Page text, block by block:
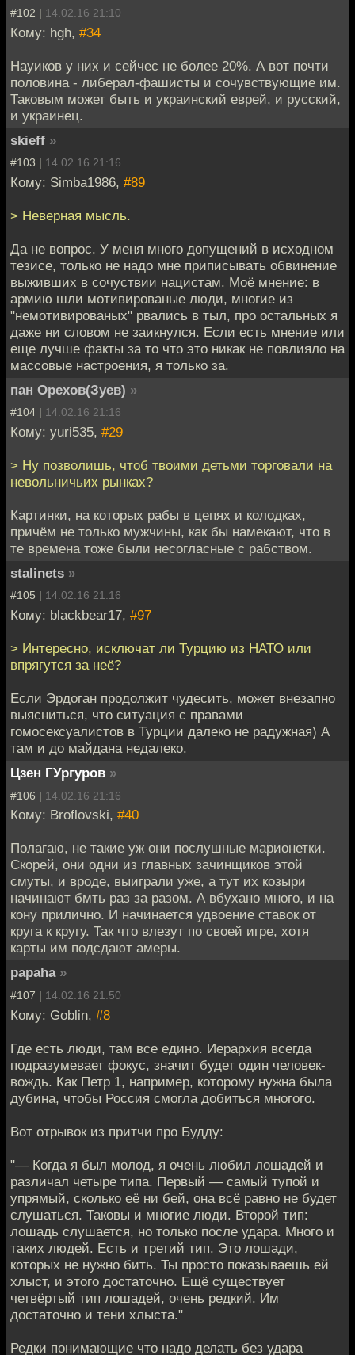
#102 | 14.02.16 21:10
Кому: hgh, #34
Науиков у них и сейчес не более 20%. А вот почти
половина - либерал-фашисты и сочувствующие им.
Таковым может быть и украинский еврей, и русский,
и украинец.
skieff »
#103 | 14.02.16 21:16
Кому: Simba1986, #89
> Неверная мысль.
Да не вопрос. У меня много допущений в исходном
тезисе, только не надо мне приписывать обвинение
выживших в сочуствии нацистам. Моё мнение: в
армию шли мотивированые люди, многие из
"немотивированых" рвались в тыл, про остальных я
даже ни словом не заикнулся. Если есть мнение или
еще лучше факты за то что это никак не повлияло на
массовые настроения, я только за.
пан Орехов(Зуев) »
#104 | 14.02.16 21:16
Кому: yuri535, #29
> Ну позволишь, чтоб твоими детьми торговали на
невольничьих рынках?
Картинки, на которых рабы в цепях и колодках,
причём не только мужчины, как бы намекают, что в
те времена тоже были несогласные с рабством.
stalinets »
#105 | 14.02.16 21:16
Кому: blackbear17, #97
> Интересно, исключат ли Турцию из НАТО или
впрягутся за неё?
Если Эрдоган продолжит чудесить, может внезапно
выясниться, что ситуация с правами
гомосексуалистов в Турции далеко не радужная) А
там и до майдана недалеко.
Цзен ГУргуров »
#106 | 14.02.16 21:16
Кому: Broflovski, #40
Полагаю, не такие уж они послушные марионетки.
Скорей, они одни из главных зачинщиков этой
смуты, и вроде, выиграли уже, а тут их козыри
начинают бмть раз за разом. А вбухано много, и на
кону прилично. И начинается удвоение ставок от
круга к кругу. Так что влезут по своей игре, хотя
карты им подсдают амеры.
papaha »
#107 | 14.02.16 21:50
Кому: Goblin, #8
Где есть люди, там все едино. Иерархия всегда
подразумевает фокус, значит будет один человек-
вождь. Как Петр 1, например, которому нужна была
дубина, чтобы Россия смогла добиться многого.
Вот отрывок из притчи про Будду:
"— Когда я был молод, я очень любил лошадей и
различал четыре типа. Первый — самый тупой и
упрямый, сколько её ни бей, она всё равно не будет
слушаться. Таковы и многие люди. Второй тип:
лошадь слушается, но только после удара. Много и
таких людей. Есть и третий тип. Это лошади,
которых не нужно бить. Ты просто показываешь ей
хлыст, и этого достаточно. Ещё существует
четвёртый тип лошадей, очень редкий. Им
достаточно и тени хлыста."
Редки понимающие что надо делать без удара